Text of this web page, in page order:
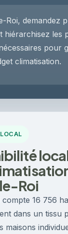
Roi, demandez
hiérarchisez les
pour
climatisation.
Roi
16 756
dans un tissu
maisons